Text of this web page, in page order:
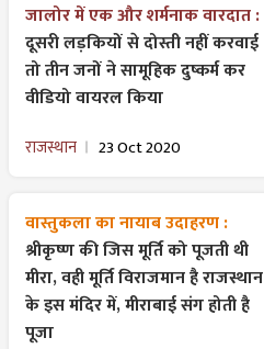
जालोर में एक और शर्मनाक वारदात :
दूसरी लड़कियों से दोस्ती नहीं करवाई
तो तीन जनों ने सामूहिक दुष्कर्म कर
वीडियो वायरल किया
राजस्थान 23 Oct 2020
वास्तुकला का नायाब उदाहरण :
श्रीकृष्ण की जिस मूर्ति को पूजती थी
मीरा, वही मूर्ति विराजमान है राजस्थान
के इस मंदिर में, मीराबाई संग होती है
पूजा